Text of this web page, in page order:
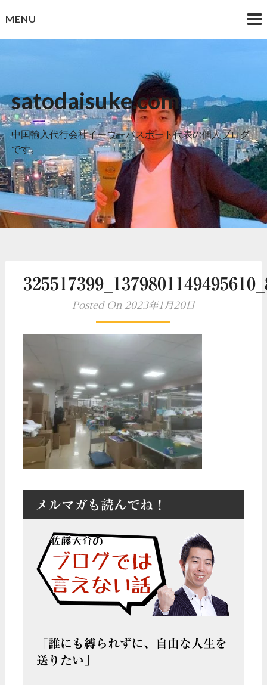
toMENU
satodaisuke.com
中国輸入代行会社イーウーパスポート代表の個人ブログ
です。
Posted On 2023年1月20日
メルマガも読んでね！
「誰にも縛られずに、自由な人生を
送りたい」